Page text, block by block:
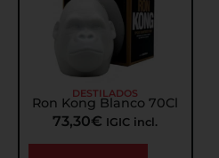
DESTILADOS
Ron Kong Blanco 70Cl
73,30€ IGIC incl.